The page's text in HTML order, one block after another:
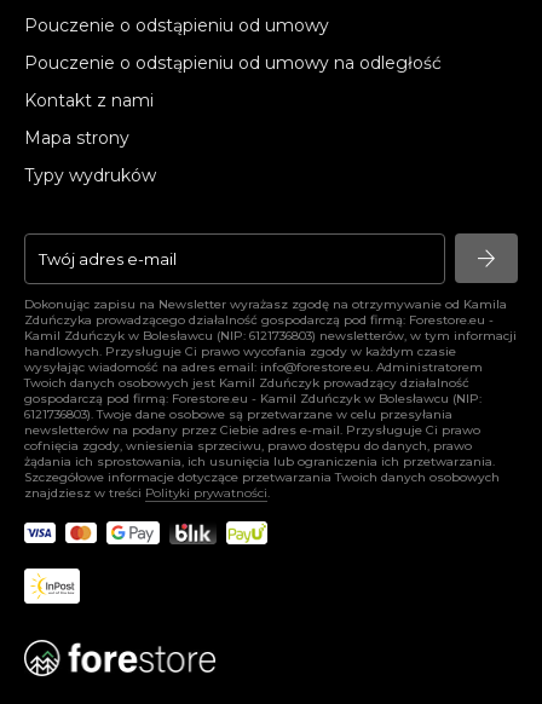
Pouczenie o odstąpieniu od umowy
Pouczenie o odstąpieniu od umowy na odległość
Kontakt z nami
Mapa strony
Typy wydruków
arrow_forward
Dokonując zapisu na Newsletter wyrażasz zgodę na otrzymywanie od Kamila
Zduńczyka prowadzącego działalność gospodarczą pod firmą: Forestore.eu -
Kamil Zduńczyk w Bolesławcu (NIP: 6121736803) newsletterów, w tym informacji
handlowych. Przysługuje Ci prawo wycofania zgody w każdym czasie
wysyłając wiadomość na adres email: info@forestore.eu. Administratorem
Twoich danych osobowych jest Kamil Zduńczyk prowadzący działalność
gospodarczą pod firmą: Forestore.eu - Kamil Zduńczyk w Bolesławcu (NIP:
6121736803). Twoje dane osobowe są przetwarzane w celu przesyłania
newsletterów na podany przez Ciebie adres e-mail. Przysługuje Ci prawo
cofnięcia zgody, wniesienia sprzeciwu, prawo dostępu do danych, prawo
żądania ich sprostowania, ich usunięcia lub ograniczenia ich przetwarzania.
Szczegółowe informacje dotyczące przetwarzania Twoich danych osobowych
znajdziesz w treści Polityki prywatności.